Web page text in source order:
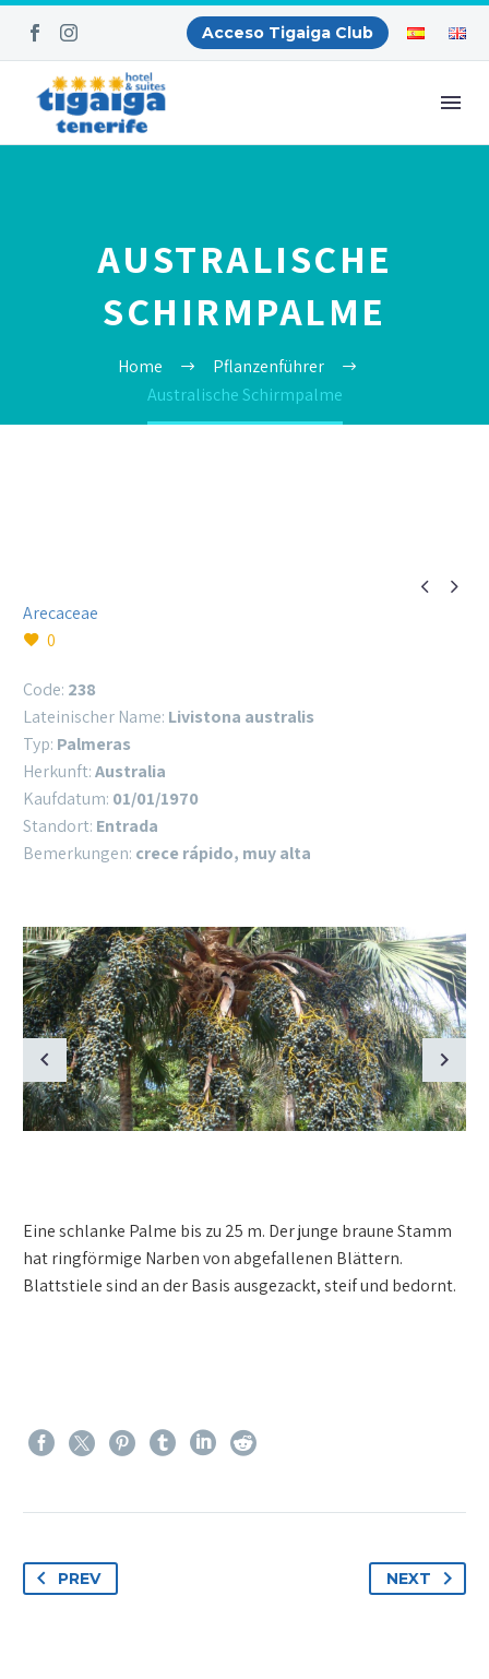
Acceso Tigaiga Club
AUSTRALISCHE
SCHIRMPALME
Home
Pflanzenführer
Australische Schirmpalme
 
Arecaceae
0
Code: 238
Lateinischer Name: Livistona australis
Typ: Palmeras
Herkunft:Australia
Kaufdatum: 01/01/1970
Standort: Entrada
Bemerkungen: crece rápido, muy alta
Eine schlanke Palme bis zu 25 m. Der junge braune Stamm
hat ringförmige Narben von abgefallenen Blättern.
Blattstiele sind an der Basis ausgezackt, steif und bedornt.
PREV NEXT